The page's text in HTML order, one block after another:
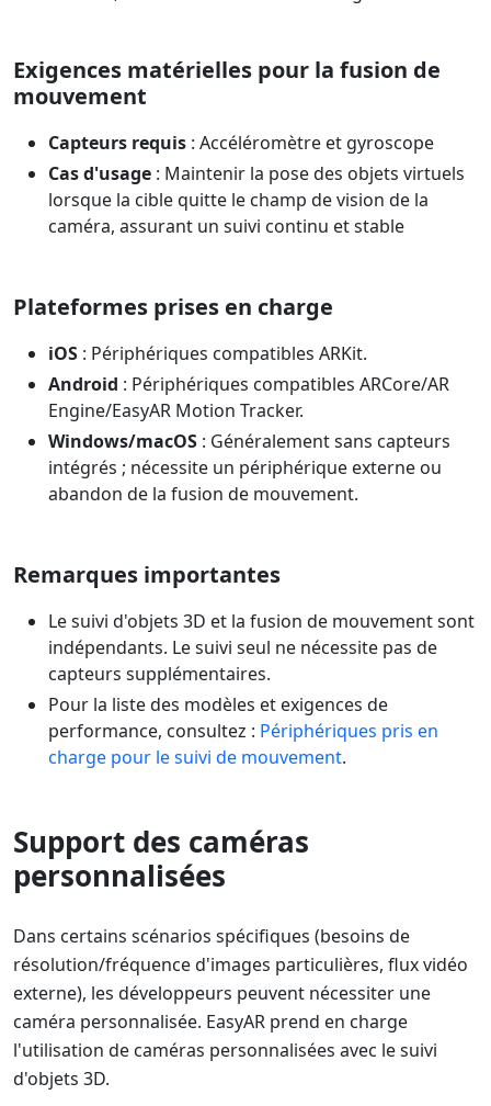
Exigences matérielles pour la fusion de
mouvement
Capteurs requis : Accéléromètre et gyroscope
Cas d'usage : Maintenir la pose des objets virtuels
lorsque la cible quitte le champ de vision de la
caméra, assurant un suivi continu et stable
Plateformes prises en charge
iOS : Périphériques compatibles ARKit.
Android : Périphériques compatibles ARCore/AR
Engine/EasyAR Motion Tracker.
Windows/macOS : Généralement sans capteurs
intégrés ; nécessite un périphérique externe ou
abandon de la fusion de mouvement.
Remarques importantes
Le suivi d'objets 3D et la fusion de mouvement sont
indépendants. Le suivi seul ne nécessite pas de
capteurs supplémentaires.
Pour la liste des modèles et exigences de
performance, consultez : Périphériques pris en
charge pour le suivi de mouvement.
Support des caméras
personnalisées
Dans certains scénarios spécifiques (besoins de
résolution/fréquence d'images particulières, flux vidéo
externe), les développeurs peuvent nécessiter une
caméra personnalisée. EasyAR prend en charge
l'utilisation de caméras personnalisées avec le suivi
d'objets 3D.